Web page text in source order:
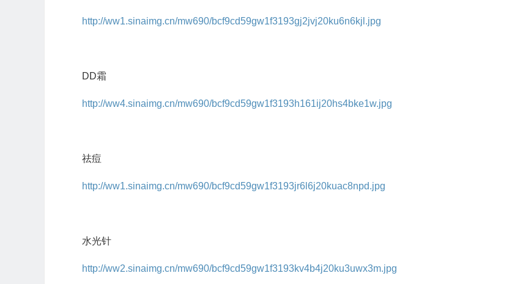
http://ww1.sinaimg.cn/mw690/bcf9cd59gw1f3193gj2jvj20ku6n6kjl.jpg
DD霜
http://ww4.sinaimg.cn/mw690/bcf9cd59gw1f3193h161ij20hs4bke1w.jpg
祛痘
http://ww1.sinaimg.cn/mw690/bcf9cd59gw1f3193jr6l6j20kuac8npd.jpg
水光针
http://ww2.sinaimg.cn/mw690/bcf9cd59gw1f3193kv4b4j20ku3uwx3m.jpg